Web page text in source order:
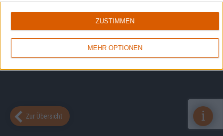
MEHR OPTIONEN
ZUSTIMMEN
Zur Übersicht i